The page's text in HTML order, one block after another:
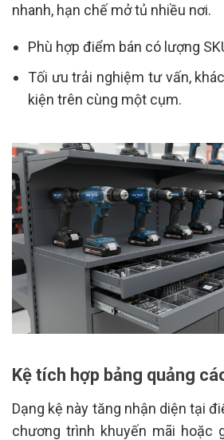
nhanh, hạn chế mở tủ nhiều nơi.
Phù hợp điểm bán có lượng
Tối ưu trải nghiệm tư vấn,
kiện trên cùng một cụm.
Kệ tích hợp bảng quảng
Dạng kệ này tăng nhận diện tại
chương trình khuyến mãi hoặc